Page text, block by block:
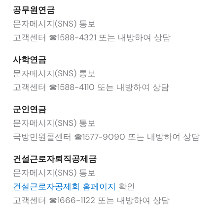
공무원연금
문자메시지(SNS) 통보
고객센터 ☎1588-4321 또는 내방하여 상담
사학연금
문자메시지(SNS) 통보
고객센터 ☎1588-4110 또는 내방하여 상담
군인연금
문자메시지(SNS) 통보
국방민원콜센터 ☎1577-9090 또는 내방하여 상담
건설근로자퇴직공제금
문자메시지(SNS) 통보
건설근로자공제회 홈페이지 확인
고객센터 ☎1666-1122 또는 내방하여 상담